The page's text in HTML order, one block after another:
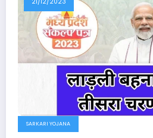
SARKARI YOJANA